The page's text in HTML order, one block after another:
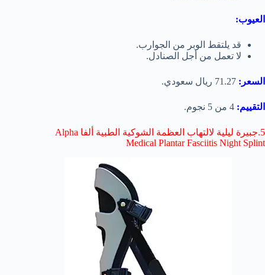
العيوب:
قد يلتقط الوبر من الجوارب.
لا تعمل من أجل الصنادل.
السعر: 71.27 ريال سعودي.
التقييم:
5.جبيرة ليلية لالتهاب العظمة الشوكية الطبية ألفا Alpha
Medical Plantar Fasciitis Night Splint